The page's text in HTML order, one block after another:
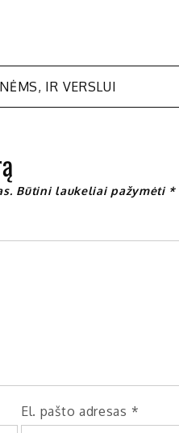
IR VERSLUI
Būtini laukeliai pažymėti *
El. pašto adresas *